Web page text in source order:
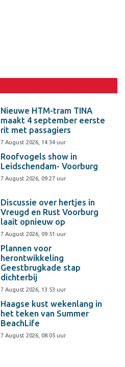
Nieuwe HTM-tram TINA
maakt 4 september eerste
rit met passagiers
7 August 2026, 14:34 uur
Roofvogels show in
Leidschendam- Voorburg
7 August 2026, 09:27 uur
Discussie over hertjes in
Vreugd en Rust Voorburg
laait opnieuw op
7 August 2026, 09:51 uur
Plannen voor
herontwikkeling
Geestbrugkade stap
dichterbij
7 August 2026, 13:53 uur
Haagse kust wekenlang in
het teken van Summer
BeachLife
7 August 2026, 08:05 uur